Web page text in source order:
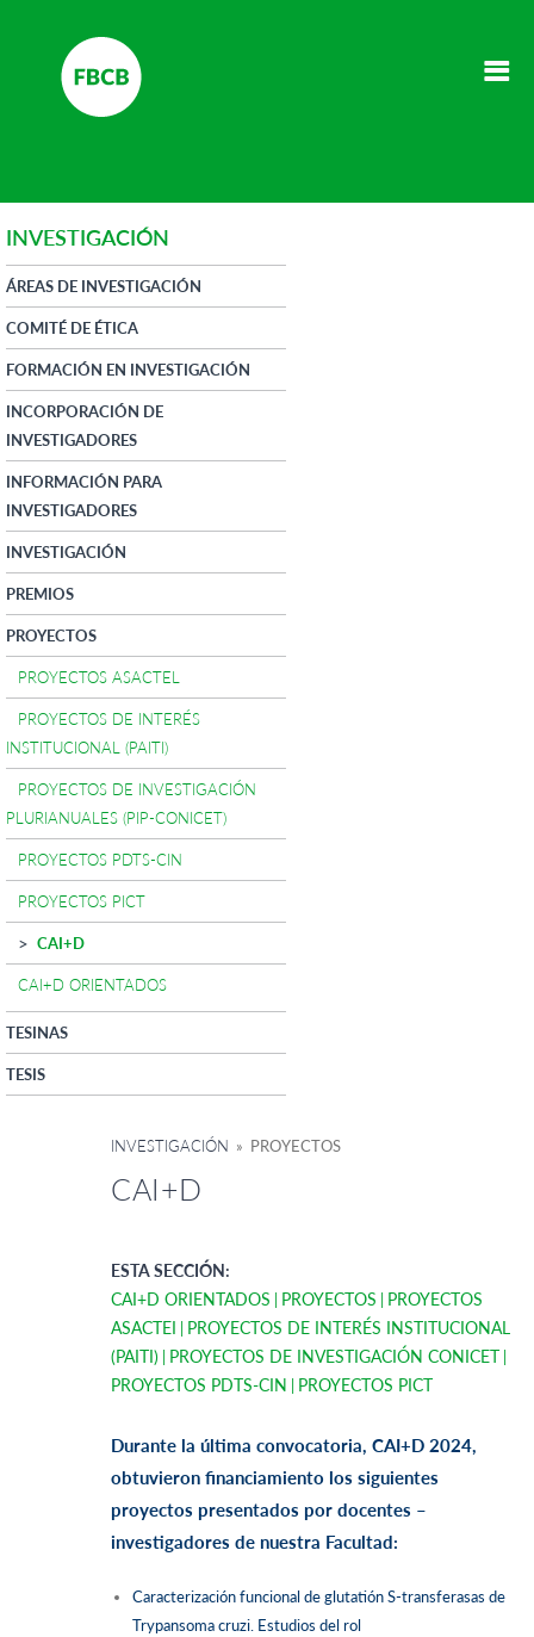
INVESTIGACIÓN
ÁREAS DE INVESTIGACIÓN
COMITÉ DE ÉTICA
FORMACIÓN EN INVESTIGACIÓN
INCORPORACIÓN DE
INVESTIGADORES
INFORMACIÓN PARA
INVESTIGADORES
INVESTIGACIÓN
PREMIOS
PROYECTOS
PROYECTOS ASACTEL
PROYECTOS DE INTERÉS
INSTITUCIONAL (PAITI)
PROYECTOS DE INVESTIGACIÓN
PLURIANUALES (PIP-CONICET)
PROYECTOS PDTS-CIN
PROYECTOS PICT
CAI+D
CAI+D ORIENTADOS
TESINAS
TESIS
INVESTIGACIÓN » PROYECTOS
CAI+D
ESTA SECCIÓN:
CAI+D ORIENTADOS
PROYECTOS
PROYECTOS
ASACTEI
PROYECTOS DE INTERÉS INSTITUCIONAL
(PAITI)
PROYECTOS DE INVESTIGACIÓN CONICET
PROYECTOS PDTS-CIN
PROYECTOS PICT
Durante la última convocatoria, CAI+D 2024,
obtuvieron financiamiento los siguientes
proyectos presentados por docentes –
investigadores de nuestra Facultad:
Caracterización funcional de glutatión S-transferasas de
Trypansoma cruzi. Estudios del rol